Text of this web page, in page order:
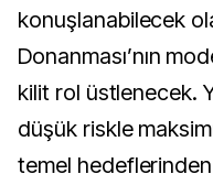
konuşlanabilecek
Donanması’nın
kilit rol üstlenecek.
düşük riskle
temel